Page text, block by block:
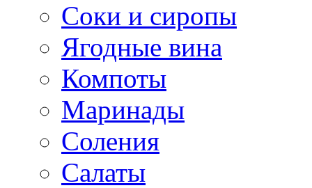
Соки и сиропы
Ягодные вина
Компоты
Маринады
Соления
Салаты